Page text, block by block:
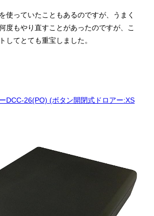
使っていたこともあるのですが、うまく
度もやり直すことがあったのですが、こ
してとても重宝しました。
DCC-26(PO) (ボタン開閉式ドロアー:XS